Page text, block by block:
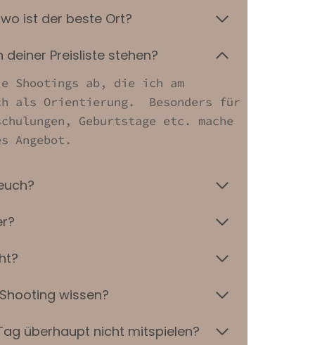
ist der beste Ort?
deiner Preisliste stehen?
ab, die ich am
als Orientierung. Besonders für
Geburtstage etc. mache
Angebot.
wissen?
überhaupt nicht mitspielen?